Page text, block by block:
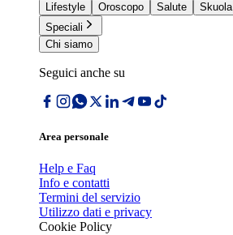
Lifestyle
Oroscopo Salute Skuola
Speciali
Chi siamo
Seguici anche su
Area personale
Help e Faq
Info e contatti
Termini del servizio
Utilizzo dati e privacy
Cookie Policy